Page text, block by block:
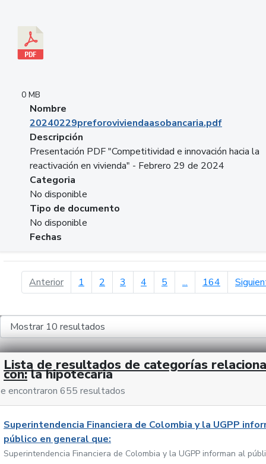
0 MB
Nombre
20240229preforoviviendaasobancaria.pdf
Descripción
Presentación PDF "Competitividad e innovación hacia la
reactivación en vivienda" - Febrero 29 de 2024
Categoria
No disponible
Tipo de documento
No disponible
Fechas
Anteriorpágina anterior
1 2 3 4 5 ... 164
Lista de resultados de categorías
con: la hipotecaria
encontraron 655 resultados
Superintendencia Financiera de Colombia y la UGPP
público en general que:
Superintendencia Financiera de Colombia y la UGPP informan al